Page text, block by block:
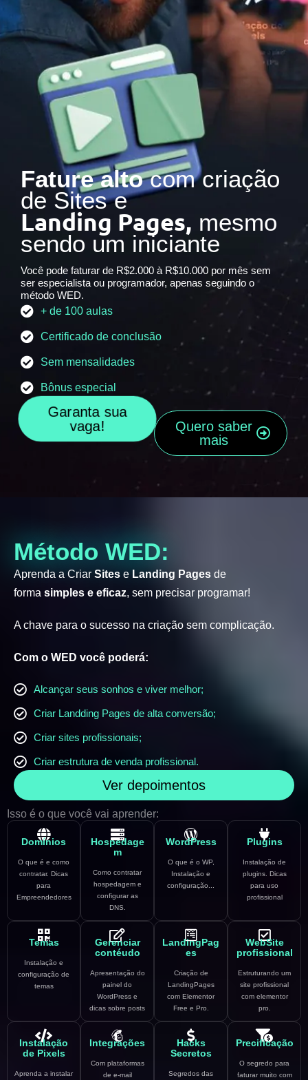
Fature altocom criação
de Sites e
Landing Pages, mesmo
sendo um iniciante
Você pode faturar de R$2.000 à R$10.000 por mês sem
ser especialista ou programador, apenas seguindo o
método WED.
+ de 100 aulas
Certificado de conclusão
Sem mensalidades
Bônus especial
Garanta sua
vaga!
Quero saber
mais
Método WED:
Aprenda a Criar Sites e Landing Pages de
forma simples e eficaz, sem precisar programar!
A chave para o sucesso na criação sem complicação.
Com o WED você poderá:
Alcançar seus sonhos e viver melhor;
Criar Landding Pages de alta conversão;
Criar sites profissionais;
Criar estrutura de venda profissional.
Ver depoimentos
Isso é o que você vai aprender:
Domínios
O que é e como
contratar. Dicas
para
Empreendedores
Hospedage
m
Como contratar
hospedagem e
configurar as
DNS.
WordPress
O que é o WP,
Instalação e
configuração...
Plugins
Instalação de
plugins. Dicas
para uso
profissional
Temas
Instalação e
configuração de
temas
Gerenciar
contéudo
Apresentação do
painel do
WordPress e
dicas sobre posts
LandingPag
es
Criação de
LandingPages
com Elementor
Free e Pro.
WebSite
profissional
Estruturando um
site profissional
com elementor
pro.
Instalação
de Pixels
Aprenda a instalar
Integrações
Com plataformas
de e-mail
Hacks
Secretos
Segredos das
Precificação
O segredo para
faturar muito com